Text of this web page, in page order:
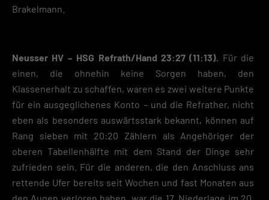
Brakelmann.
Neusser HV – HSG Refrath/Hand 23:27 (11:13). Für die
einen, die ohnehin keine Sorgen haben, den
Klassenerhalt zu schaffen, waren es zwei weitere Punkte
für ein ausgeglichenes Konto – und die Refrather, nicht
eben als besonders auswärtsstark bekannt, können auf
Rang sieben mit 20:20 Zählern als Angehöriger der
oberen Tabellenhälfte mit dem Stand der Dinge sehr
zufrieden sein. Für die anderen, die den Anschluss ans
rettende Ufer bereits seit Wochen und fast Monaten aus